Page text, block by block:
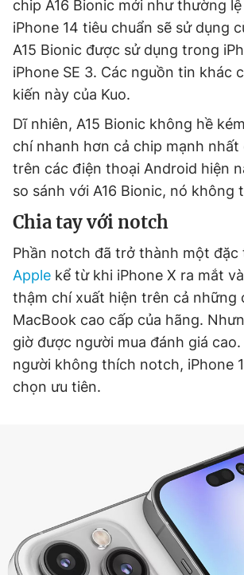
chip A16 Bionic mới như thường
iPhone 14 tiêu chuẩn sẽ sử dụng
A15 Bionic được sử dụng trong
iPhone SE 3. Các nguồn tin khác
kiến này của Kuo.
Dĩ nhiên, A15 Bionic không hề
chí nhanh hơn cả chip mạnh nhất
trên các điện thoại Android hiện
so sánh với A16 Bionic, nó không
Chia tay với notch
Phần notch đã trở thành một đặc
Apple kể từ khi iPhone X ra mắt
thậm chí xuất hiện trên cả những
MacBook cao cấp của hãng.
giờ được người mua đánh giá
người không thích notch, iPhone
chọn ưu tiên.